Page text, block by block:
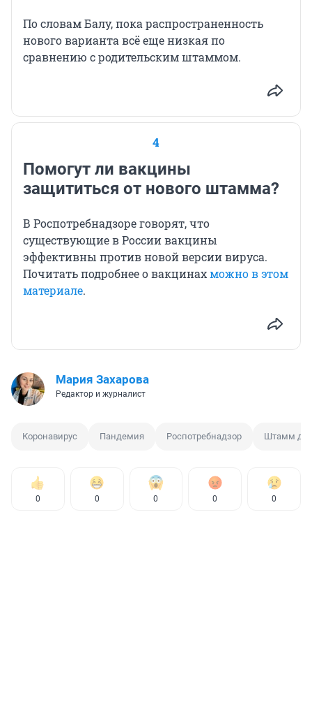
По словам Балу, пока распространенность
нового варианта всё еще низкая по
сравнению с родительским штаммом.
4
Помогут ли вакцины
защититься от нового штамма?
В Роспотребнадзоре говорят, что
существующие в России вакцины
эффективны против новой версии вируса.
Почитать подробнее о вакцинахможно в этом
материале.
Мария Захарова
Редактор и журналист
Коронавирус Пандемия Роспотребнадзор Штамм
0 0 0 0 0